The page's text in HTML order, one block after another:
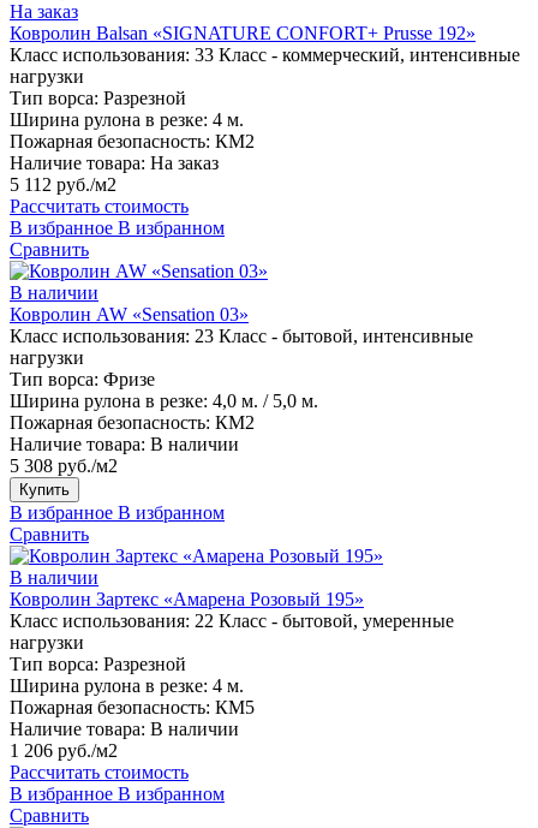
На заказ
Ковролин Balsan «SIGNATURE CONFORT+ Prusse 192»
Класс использования: 33 Класс - коммерческий, интенсивные
нагрузки
Тип ворса: Разрезной
Ширина рулона в резке: 4 м.
Пожарная безопасность: КМ2
Наличие товара: На заказ
5 112 руб./м2
Рассчитать стоимость
В избранное В избранном
Сравнить
В наличии
Ковролин AW «Sensation 03»
Класс использования: 23 Класс - бытовой, интенсивные
нагрузки
Тип ворса: Фризе
Ширина рулона в резке: 4,0 м. / 5,0 м.
Пожарная безопасность: КМ2
Наличие товара: В наличии
5 308 руб./м2
Купить
В избранное В избранном
Сравнить
В наличии
Ковролин Зартекс «Амарена Розовый 195»
Класс использования: 22 Класс - бытовой, умеренные
нагрузки
Тип ворса: Разрезной
Ширина рулона в резке: 4 м.
Пожарная безопасность: КМ5
Наличие товара: В наличии
1 206 руб./м2
Рассчитать стоимость
В избранное В избранном
Сравнить